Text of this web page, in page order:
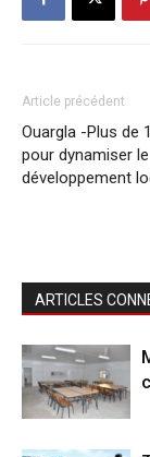
Article précédent
Ouargla -Plus de
pour dynamiser le
développement
ARTICLES